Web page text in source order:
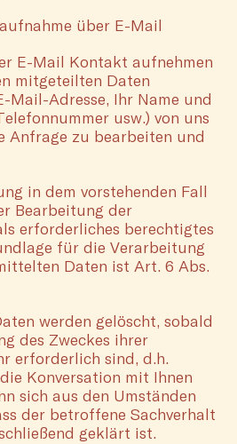
über E-Mail
E-Mail Kontakt aufnehmen
mitgeteilten Daten
Mail-Adresse, Ihr Name und
usw.) von uns
Anfrage zu bearbeiten und
in dem vorstehenden Fall
Bearbeitung der
erforderliches berechtigtes
für die Verarbeitung
Daten ist Art. 6 Abs.
werden gelöscht, sobald
des Zweckes ihrer
erforderlich sind, d.h.
Konversation mit Ihnen
sich aus den Umständen
der betroffene Sachverhalt
geklärt ist.